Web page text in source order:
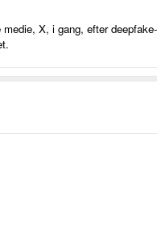
X, i gang, efter